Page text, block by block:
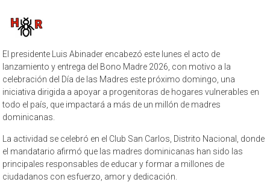
El presidente Luis Abinader encabezó este lunes el acto de
lanzamiento y entrega del Bono Madre 2026, con motivo a la
celebración del Día de las Madres este próximo domingo, una
iniciativa dirigida a apoyar a progenitoras de hogares vulnerables en
todo el país, que impactará a más de un millón de madres
dominicanas.
La actividad se celebró en el Club San Carlos, Distrito Nacional, donde
el mandatario afirmó que las madres dominicanas han sido las
principales responsables de educar y formar a millones de
ciudadanos con esfuerzo, amor y dedicación.